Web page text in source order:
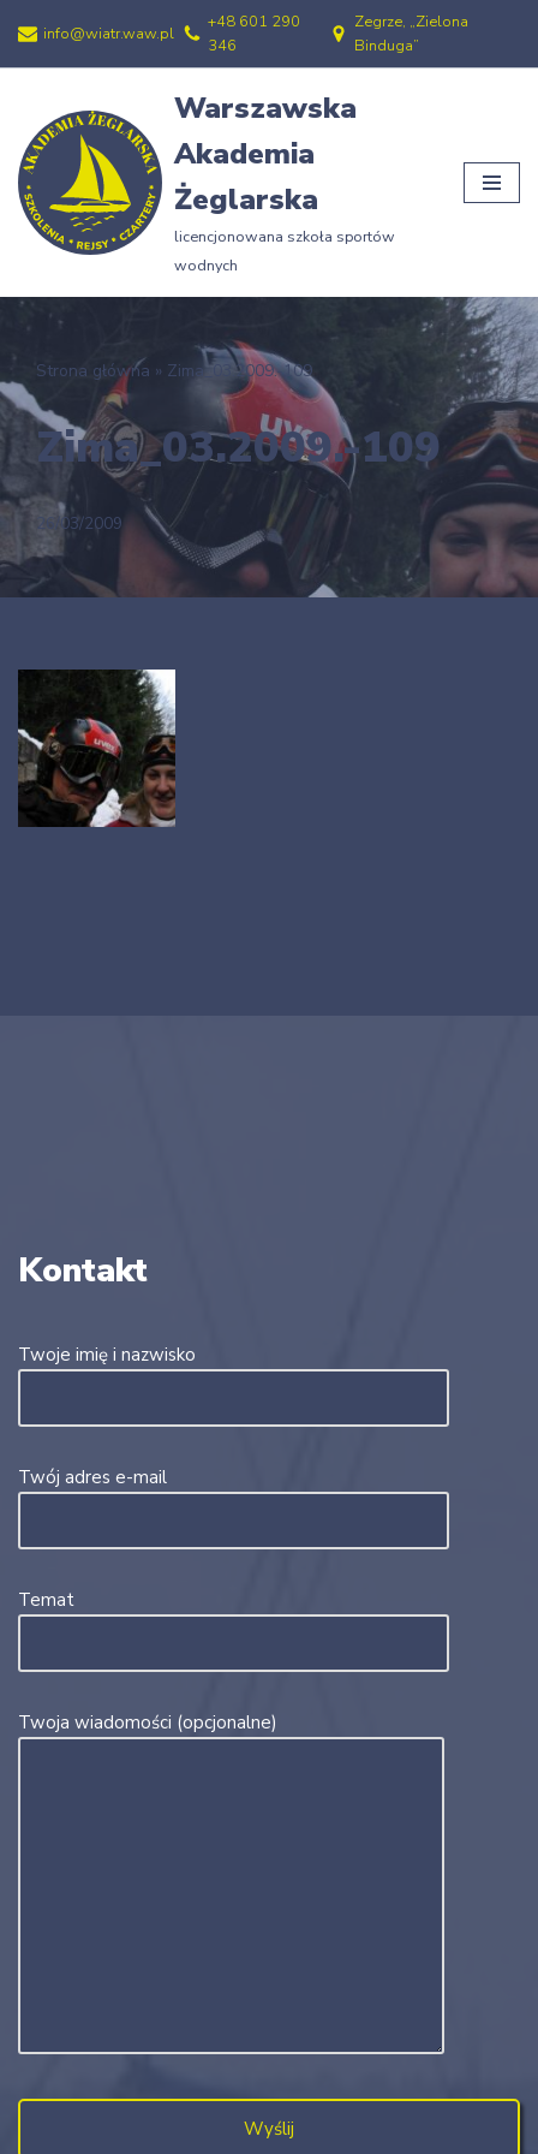
Przejdź
treści
info@wiatr.waw.pl
+48 601 290
346
Zegrze, „Zielona
Binduga”
Warszawska
Akademia
Żeglarska
licencjonowana szkoła sportów
wodnych
Strona główna » Zima_03.2009.-109
Zima_03.2009.-109
26/03/2009
Kontakt
Twoje imię i nazwisko
Twój adres e-mail
Temat
Twoja wiadomości (opcjonalne)